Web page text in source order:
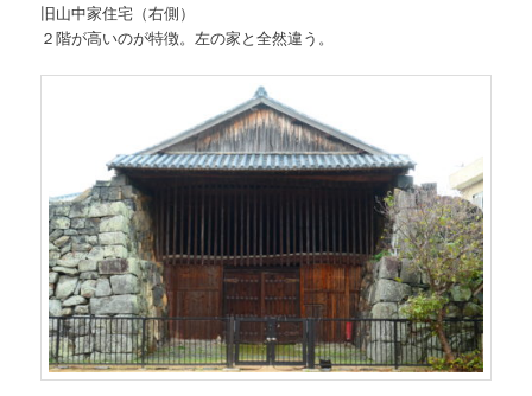
旧山中家住宅（右側）
２階が高いのが特徴。左の家と全然違う。